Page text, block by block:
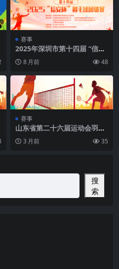
赛事
2025年深圳市第十四届 “信安
8 月前 48
赛事
山东省第二十六届运动会羽毛
3 月前 35
搜
索